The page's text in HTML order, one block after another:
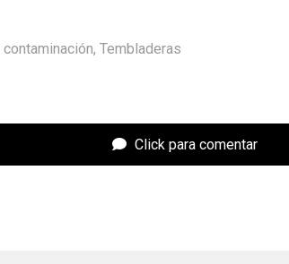
contaminación, Tembladeras
Click para comentar